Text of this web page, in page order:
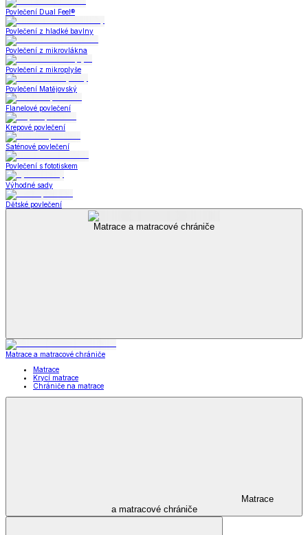
Povlečení Dual Feel®
Povlečení z hladké bavlny
Povlečení z mikrovlákna
Povlečení z mikroplyše
Povlečení Matějovský
Flanelové povlečení
Krepové povlečení
Saténové povlečení
Povlečení s fototiskem
Výhodné sady
Dětské povlečení
Matrace a matracové chrániče
Matrace a matracové chrániče
Matrace
Krycí matrace
Chrániče na matrace
Matrace
a matracové chrániče